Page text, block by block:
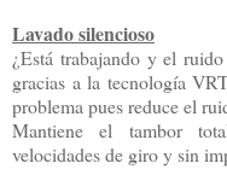
Lavado silencioso
¿Está trabajando y el
gracias a la tecnología
problema pues reduce el
Mantiene el tambor
velocidades de giro y sin